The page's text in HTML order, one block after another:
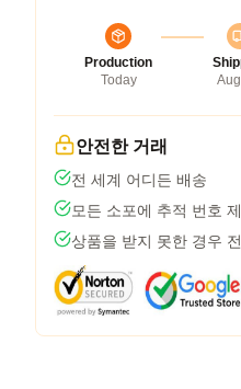
Production
Today
안전한 거래
전 세계 어디든 배송
모든 소포에 추적 번호
상품을 받지 못한 경우